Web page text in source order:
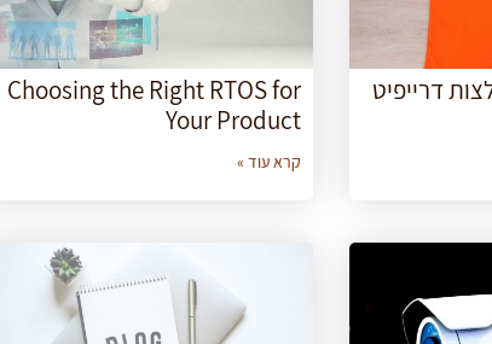
דרייפיט
Choosing the Right RTOS for
Your Product
קרא עוד »